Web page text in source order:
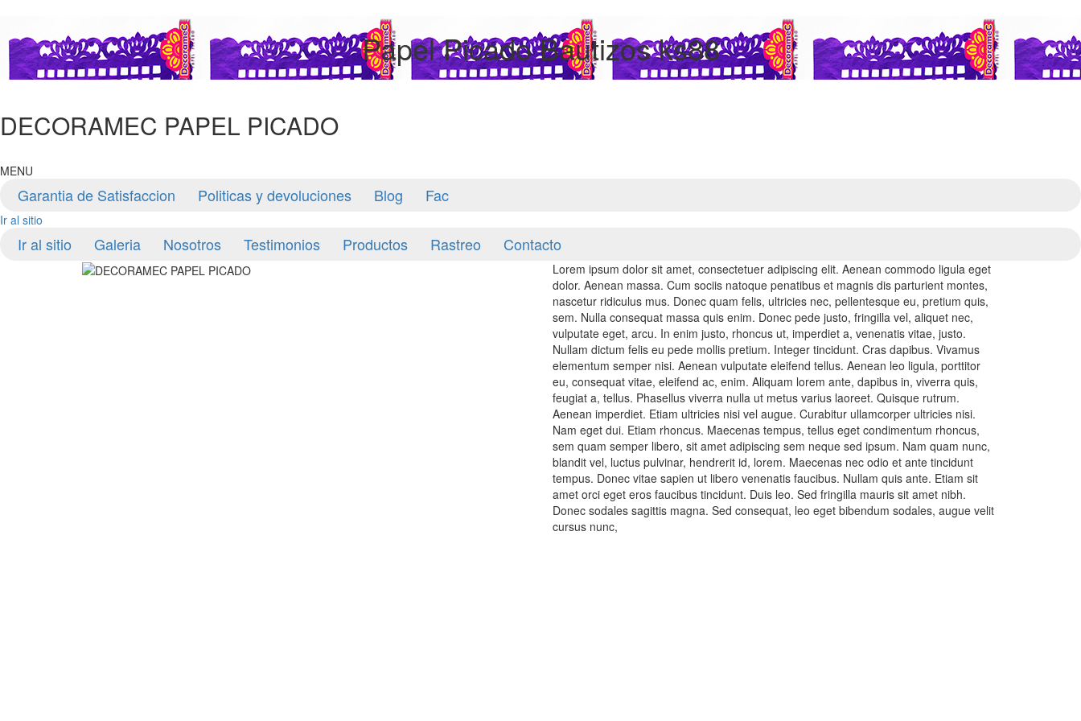
Papel Picado Bautizos ks88
DECORAMEC PAPEL PICADO
MENU
Garantia de Satisfaccion Politicas y devoluciones Blog Fac
Ir al sitio
Ir al sitio Galeria Nosotros Testimonios Productos Rastreo Contacto
Lorem ipsum dolor sit amet, consectetuer adipiscing elit. Aenean commodo ligula eget
dolor. Aenean massa. Cum sociis natoque penatibus et magnis dis parturient montes,
nascetur ridiculus mus. Donec quam felis, ultricies nec, pellentesque eu, pretium quis,
sem. Nulla consequat massa quis enim. Donec pede justo, fringilla vel, aliquet nec,
vulputate eget, arcu. In enim justo, rhoncus ut, imperdiet a, venenatis vitae, justo.
Nullam dictum felis eu pede mollis pretium. Integer tincidunt. Cras dapibus. Vivamus
elementum semper nisi. Aenean vulputate eleifend tellus. Aenean leo ligula, porttitor
eu, consequat vitae, eleifend ac, enim. Aliquam lorem ante, dapibus in, viverra quis,
feugiat a, tellus. Phasellus viverra nulla ut metus varius laoreet. Quisque rutrum.
Aenean imperdiet. Etiam ultricies nisi vel augue. Curabitur ullamcorper ultricies nisi.
Nam eget dui. Etiam rhoncus. Maecenas tempus, tellus eget condimentum rhoncus,
sem quam semper libero, sit amet adipiscing sem neque sed ipsum. Nam quam nunc,
blandit vel, luctus pulvinar, hendrerit id, lorem. Maecenas nec odio et ante tincidunt
tempus. Donec vitae sapien ut libero venenatis faucibus. Nullam quis ante. Etiam sit
amet orci eget eros faucibus tincidunt. Duis leo. Sed fringilla mauris sit amet nibh.
Donec sodales sagittis magna. Sed consequat, leo eget bibendum sodales, augue velit
cursus nunc,